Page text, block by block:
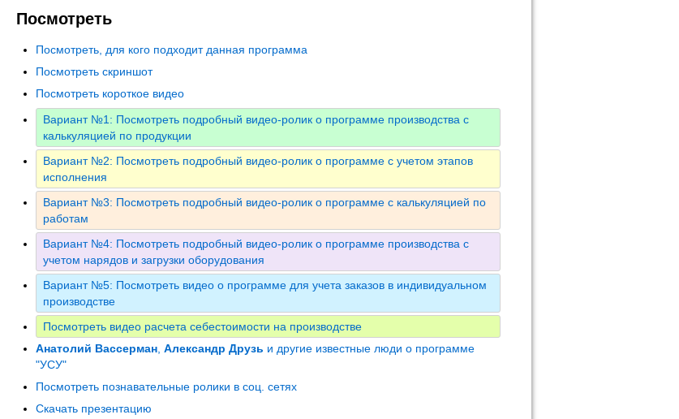
Посмотреть
Посмотреть, для кого подходит данная программа
Посмотреть скриншот
Посмотреть короткое видео
Вариант №1: Посмотреть подробный видео-ролик о программе производства с
калькуляцией по продукции
Вариант №2: Посмотреть подробный видео-ролик о программе с учетом этапов
исполнения
Вариант №3: Посмотреть подробный видео-ролик о программе с калькуляцией по
работам
Вариант №4: Посмотреть подробный видео-ролик о программе производства с
учетом нарядов и загрузки оборудования
Вариант №5: Посмотреть видео о программе для учета заказов в индивидуальном
производстве
Посмотреть видео расчета себестоимости на производстве
Анатолий Вассерман Александр Друзь и другие известные люди о программе
"УСУ"
Посмотреть познавательные ролики в соц. сетях
Скачать презентацию